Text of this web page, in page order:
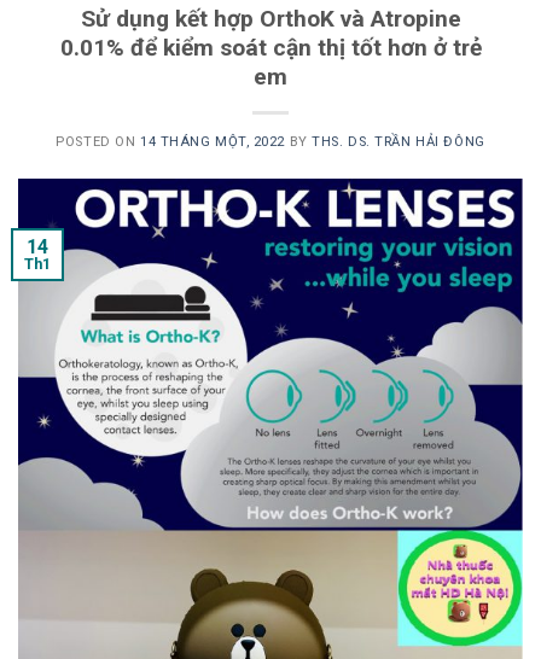
Sử dụng kết hợp OrthoK và Atropine
0.01% để kiểm soát cận thị tốt hơn ở trẻ
em
POSTED ON 14 THÁNG MỘT, 2022 BYTHS. DS. TRẦN HẢI ĐÔNG
14
Th1